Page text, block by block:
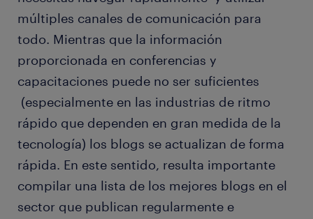
múltiples canales de comunicación para
todo. Mientras que la información
proporcionada en conferencias y
capacitaciones puede no ser suficientes
(especialmente en las industrias de ritmo
rápido que dependen en gran medida de la
tecnología) los blogs se actualizan de forma
rápida. En este sentido, resulta importante
compilar una lista de los mejores blogs en el
sector que publican regularmente e